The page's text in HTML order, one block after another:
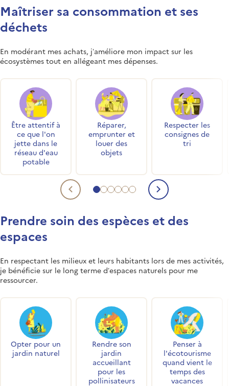
Maîtriser sa consommation et ses
déchets
En modérant mes achats, j’améliore mon impact sur les
écosystèmes tout en allégeant mes dépenses.
Accès rapides
Aller au contenu 1
Aller au contenu 2
Aller au contenu 3
Aller au contenu 4
Aller au contenu 5
Aller au contenu 6
Être attentif à
ce que l'on
jette dans le
réseau d'eau
potable
Réparer,
emprunter et
louer des
objets
Respecter les
consignes de
tri
Contenu précédentContenu
Prendre soin des espèces et des
espaces
En respectant les milieux et leurs habitants lors de mes activités,
je bénéficie sur le long terme d’espaces naturels pour me
ressourcer.
Accès rapides
Opter pour un
jardin naturel
Rendre son
jardin
accueillant
pour les
pollinisateurs
Penser à
l'écotourisme
quand vient le
temps des
vacances